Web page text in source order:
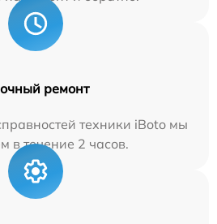
ремонт
техники iBoto мы
в течение 2 часов.